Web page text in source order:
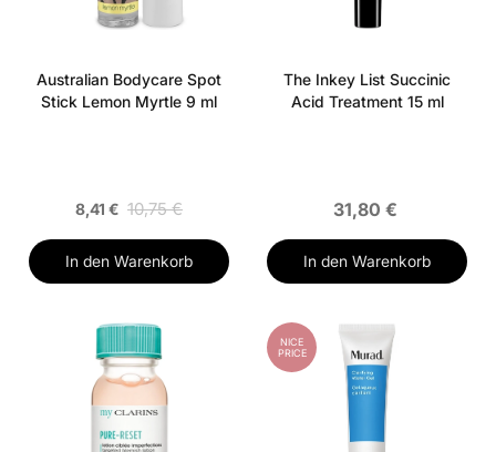
Australian Bodycare Spot
Stick Lemon Myrtle 9 ml
8,41 € 10,75 €
In den Warenkorb
The Inkey List Succinic
Acid Treatment 15 ml
31,80 €
In den Warenkorb
NICE
PRICE